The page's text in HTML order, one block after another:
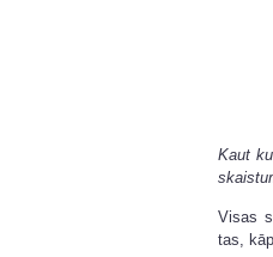
Kaut
Visas
tas,